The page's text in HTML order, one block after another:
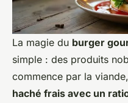
La magie du burger
simple : des produits
commence par la
haché frais avec un